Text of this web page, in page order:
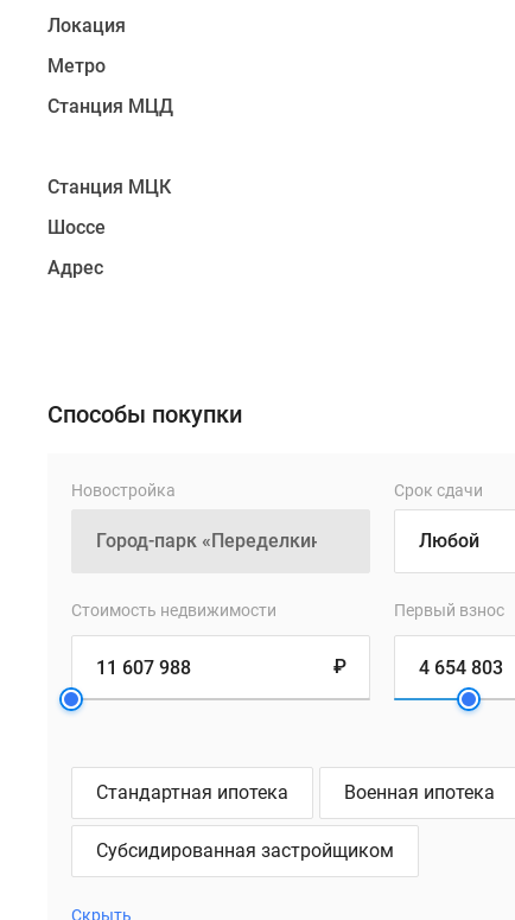
расположена
станция
«Мичуринец».
выезд
МКАД
обеспечивает
за
можно
аэропорта
«Внуково».
Проект
корпусов
Локация
Метро
Станция МЦД
Станция МЦК
Шоссе
Адрес
Способы покупки
Новостройка Срок сдачи
Стоимость недвижимости
₽
Первый взнос
Стандартная ипотека Военная ипотека
Субсидированная застройщиком
Скрыть